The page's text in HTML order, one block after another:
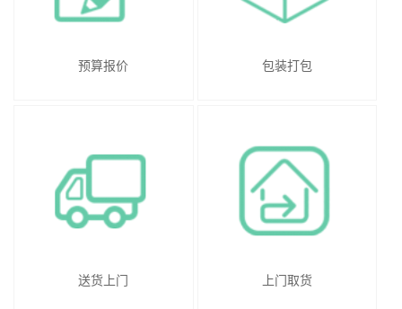
预算报价 包装打包
送货上门 上门取货